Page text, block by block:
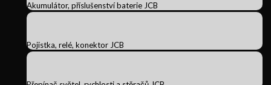
Akumulátor, příslušenství baterie JCB
Pojistka, relé, konektor JCB